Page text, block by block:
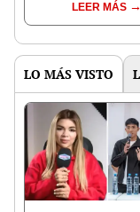
terminaronLEER MÁS
LO MÁS VISTO